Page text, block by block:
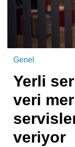
Genel
Yerli
veri
veriyor